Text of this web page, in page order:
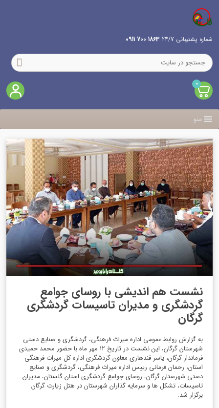
شماره پشتیبانی 24/7 1863 700 0911
0
منو
نشست هم اندیشی با روسای جوامع
گردشگری و مدیران تاسیسات گردشگری
گرگان
به گزارش روابط عمومی اداره میراث فرهنگی، گردشگری و صنایع دستی
شهرستان گرگان، این نشست در تاریخ 12 مهر ماه با حضور محمد حمیدی
فرماندار گرگان، یاسر قندهاری معاون گردشگری اداره کل میراث فرهنگی
استان، رحمان فرمانی رییس اداره میراث فرهنگی، گردشگری و صنایع
دستی شهرستان گرگان، روسای جوامع گردشگری استان گلستان، مدیران
تاسیسات، تشکل ها و سرمایه گذاران شهرستان در هتل زیارت گرگان
برگزار شد.